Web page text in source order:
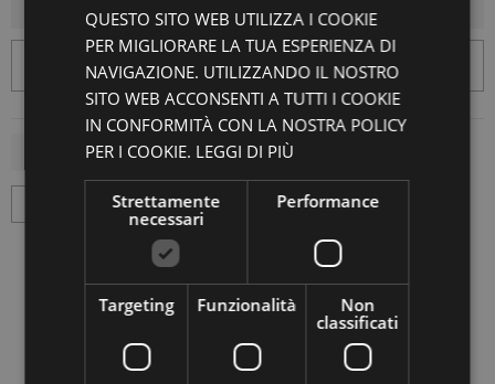
QUESTO SITO WEB UTILIZZA I COOKIE
PER MIGLIORARE LA TUA ESPERIENZA DI
NAVIGAZIONE. UTILIZZANDO IL NOSTRO
SITO WEB ACCONSENTI A TUTTI I COOKIE
IN CONFORMITÀ CON LA NOSTRA POLICY
PER I COOKIE. LEGGI DI PIÙ
Strettamente
necessari
Performance
Targeting Funzionalità
Non
classificati